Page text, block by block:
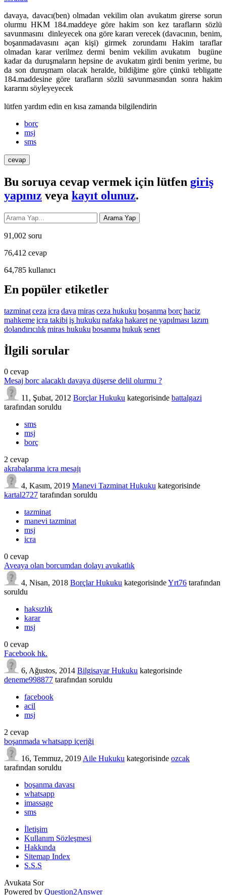
davaya, davacı(ben) olmadan vekilim olan avukatım girerse sorun
olurmu HKM 184.maddeye göre hakim son kez tarafların sözlü
savunmasını dinleyecek ona göre kararı verecek (davacının, benim,
boşanmadavasını açan kişi) girmek zorundamı Hakim taraflar
olmadan karar verilmez dermi benim vekilim avukatım bugüne
kadar da duruşmaların hepsine de avukatım girdi benim yerime, bu
da son duruşmam olacak heralde, bildiğime göre çünkü tebligatte
184.maddesine göre tarafların sözlü savunmasından sonra hakim
kararını söyleyeyecek
lütfen yardım edin en kısa zamanda bilgilendirin
borç
msj
sms
Bu soruya cevap vermek için lütfen giriş
yapınız veya kayıt olunuz.
91,002 soru
76,412 cevap
64,785 kullanıcı
En popüler etiketler
tazminatceza icra dava mirasceza hukuku boşanma borçhaciz
mahkemeicra takibi iş hukuku nafaka hakaretne yapılması lazım
dolandırıcılıkmiras hukuku bosanma hukuksenet
İlgili sorular
0 cevap
Mesaj borc alacaklı davaya düşerse delil olurmu ?
11, Şubat, 2012 Borçlar Hukuku kategorisinde battalgazi
tarafından soruldu
sms
msj
borç
2 cevap
akrabalarıma icra mesajı
4, Kasım, 2019 Manevi Tazminat Hukuku kategorisinde
kartal2727 tarafından soruldu
tazminat
manevi tazminat
msj
icra
0 cevap
Aveaya olan borcumdan dolayı avukatlık
4, Nisan, 2018 Borçlar Hukuku kategorisindeYrt76 tarafından
soruldu
haksızlık
karar
msj
0 cevap
Facebook hk.
6, Ağustos, 2014 Bilgisayar Hukuku kategorisinde
deneme998877 tarafından soruldu
facebook
acil
msj
2 cevap
boşanmada whatsapp içeriği
16, Temmuz, 2019Aile Hukuku kategorisinde ozcak
tarafından soruldu
boşanma davası
whatsapp
imassage
sms
İletişim
Kullanım Sözleşmesi
Hakkında
Sitemap Index
S.S.S
Avukata Sor
Powered by Question2Answer